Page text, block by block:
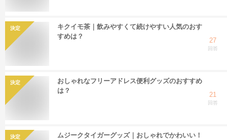
決定
キクイモ茶｜飲みやすくて続けやすい人気のおす
すめは？
27
回答
決定
おしゃれなフリーアドレス便利グッズのおすすめ
は？
21
回答
決定
ムジークタイガーグッズ｜おしゃれでかわいい！